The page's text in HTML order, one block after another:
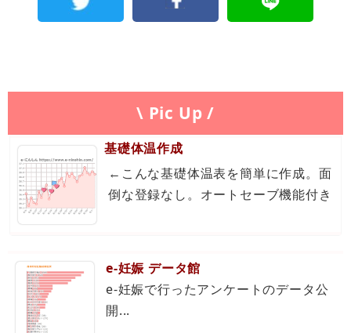
\ Pic Up /
基礎体温作成
←こんな基礎体温表を簡単に作成。面
倒な登録なし。オートセーブ機能付き
e-妊娠 データ館
e-妊娠で行ったアンケートのデータ公
開...